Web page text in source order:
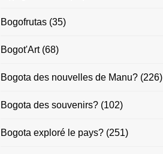
Bogofrutas(35)
Bogot'Art(68)
Bogota des nouvelles de Manu?(226)
Bogota des souvenirs?(102)
Bogota exploré le pays?(251)